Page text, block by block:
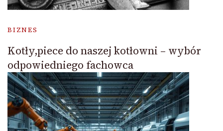
BIZNES
Kotły,piece do naszej kotłowni – wybór
odpowiedniego fachowca